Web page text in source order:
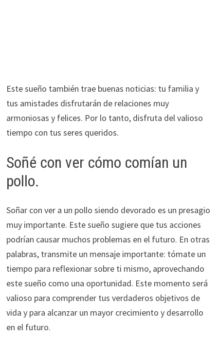
Este sueño también trae buenas noticias: tu familia y
tus amistades disfrutarán de relaciones muy
armoniosas y felices. Por lo tanto, disfruta del valioso
tiempo con tus seres queridos.
Soñé con ver cómo comían un
pollo.
Soñar con ver a un pollo siendo devorado es un presagio
muy importante. Este sueño sugiere que tus acciones
podrían causar muchos problemas en el futuro. En otras
palabras, transmite un mensaje importante: tómate un
tiempo para reflexionar sobre ti mismo, aprovechando
este sueño como una oportunidad. Este momento será
valioso para comprender tus verdaderos objetivos de
vida y para alcanzar un mayor crecimiento y desarrollo
en el futuro.